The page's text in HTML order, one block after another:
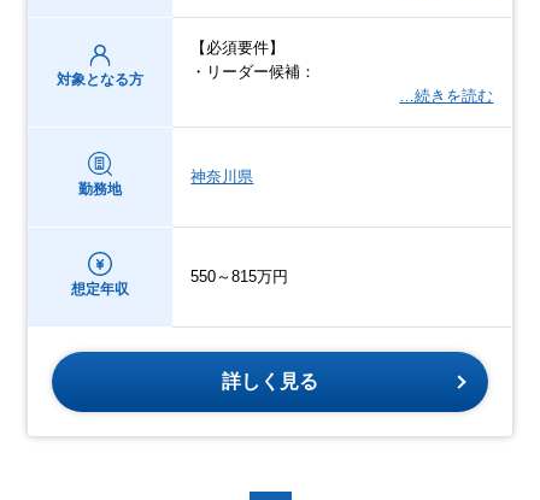
対象となる方
【必須要件】
・リーダー候補：
…続きを読む
勤務地
神奈川県
想定年収
550～815万円
詳しく見る